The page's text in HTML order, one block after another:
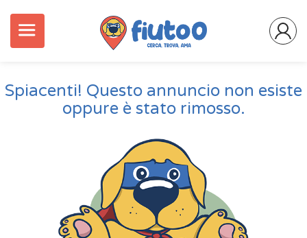
Spiacenti! Questo annuncio non esiste
oppure è stato rimosso.